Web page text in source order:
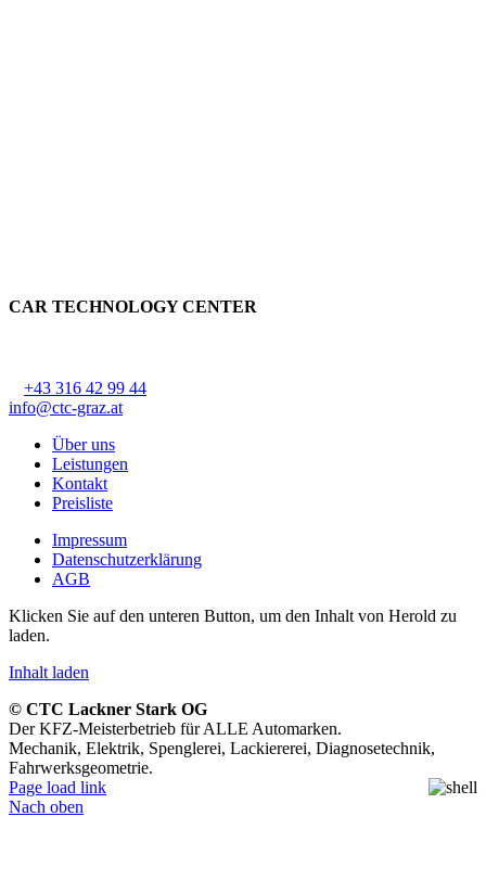
CAR TECHNOLOGY CENTER
+43 316 42 99 44
info@ctc-graz.at
Über uns
Leistungen
Kontakt
Preisliste
Impressum
Datenschutzerklärung
AGB
Klicken Sie auf den unteren Button, um den Inhalt von Herold zu
laden.
Inhalt laden
© CTC Lackner Stark OG
Der KFZ-Meisterbetrieb für ALLE Automarken.
Mechanik, Elektrik, Spenglerei, Lackiererei, Diagnosetechnik,
Fahrwerksgeometrie.
Page load link
Nach oben